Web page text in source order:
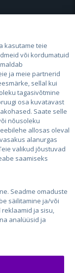
kasutame teie
või kordumatuid
ja meie partnerid
sellal kui
tagasivõtmine
osa kuvatavast
Saate selle
nõusoleku
allosas oleval
alanurgas
valikud jõustuvad
saamiseks
Seadme omaduste
säilitamine ja/või
ja sisu,
analüüsid ja